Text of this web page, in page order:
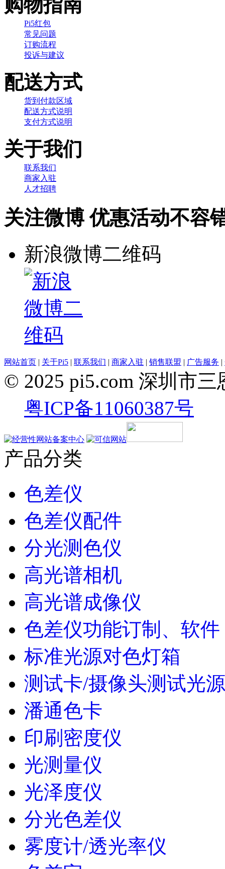
购物指南
Pi5红包
常见问题
订购流程
投诉与建议
配送方式
货到付款区域
配送方式说明
支付方式说明
关于我们
联系我们
商家入驻
人才招聘
关注微博 优惠活动不容
新浪微博二维码
网站首页 关于Pi5 联系我们 商家入驻 销售联盟 广告服务
© 2025 pi5.com 深圳市
粤ICP备11060387号
产品分类
色差仪
色差仪配件
分光测色仪
高光谱相机
高光谱成像仪
色差仪功能订制、软件
标准光源对色灯箱
测试卡/摄像头测试光
潘通色卡
印刷密度仪
光测量仪
光泽度仪
分光色差仪
雾度计/透光率仪